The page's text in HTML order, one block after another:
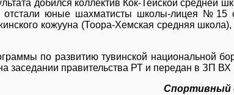
добился коллектив Кок-Тейской средней
юные шахматисты школы-лицея №15
кожууна (Тоора-Хемская средняя
по развитию тувинской национальной
заседании правительства РТ и передан в ЗП ВХ
Спортивный